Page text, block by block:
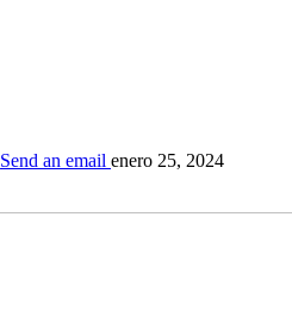
Send an email enero 25, 2024